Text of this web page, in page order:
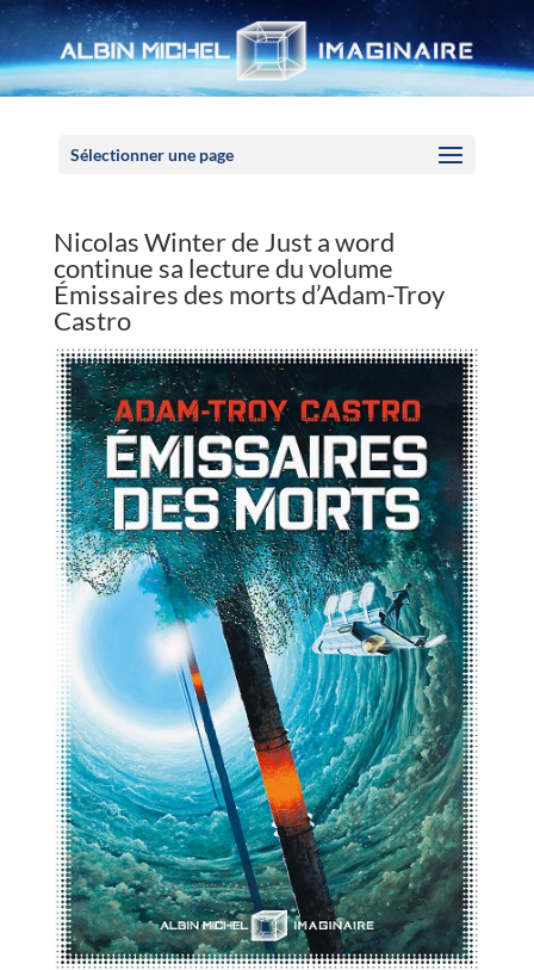
Sélectionner une page
Nicolas Winter de Just a word
continue sa lecture du volume
Émissaires des morts d’Adam-Troy
Castro
Panneau de gestion des cookies